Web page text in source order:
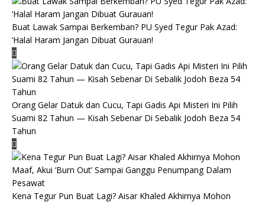
Buat Lawak Sampai Berkemban? PU Syed Tegur Pak Azad:
‘Halal Haram Jangan Dibuat Gurauan!
Orang Gelar Datuk dan Cucu, Tapi Gadis Api Misteri Ini Pilih
Suami 82 Tahun — Kisah Sebenar Di Sebalik Jodoh Beza 54
Tahun
Kena Tegur Pun Buat Lagi? Aisar Khaled Akhirnya Mohon